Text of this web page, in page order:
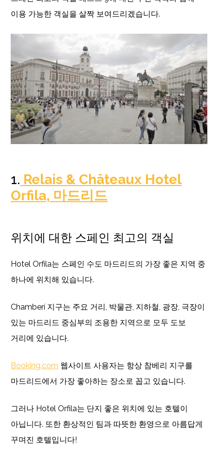
이용 가능한 객실을 살짝 보여드리겠습니다.
1. Relais & Châteaux Hotel
Orfila, 마드리드
위치에 대한 스페인 최고의 객실
Hotel Orfila는 스페인 수도 마드리드의 가장 좋은 지역 중
하나에 위치해 있습니다.
Chamberí 지구는 주요 거리, 박물관, 지하철, 광장, 극장이
있는 마드리드 중심부의 조용한 지역으로 모두 도보
거리에 있습니다.
Booking.com 웹사이트 사용자는 항상 참베리 지구를
마드리드에서 가장 좋아하는 장소로 꼽고 있습니다.
그러나 Hotel Orfila는 단지 좋은 위치에 있는 호텔이
아닙니다. 또한 환상적인 팀과 따뜻한 환영으로 아름답게
꾸며진 호텔입니다!